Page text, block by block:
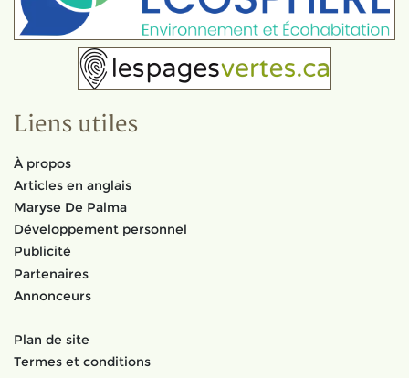
Liens utiles
À propos
Articles en anglais
Maryse De Palma
Développement personnel
Publicité
Partenaires
Annonceurs
Plan de site
Termes et conditions